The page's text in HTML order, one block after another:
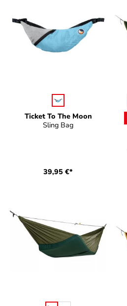
Ticket To The Moon
Sling Bag
auswählen
39,95 €*